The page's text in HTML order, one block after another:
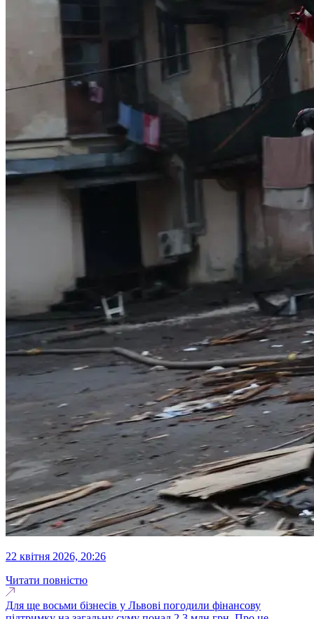
22 квітня 2026, 20:26
Читати повністю
Для ще восьми бізнесів у Львові погодили фінансову